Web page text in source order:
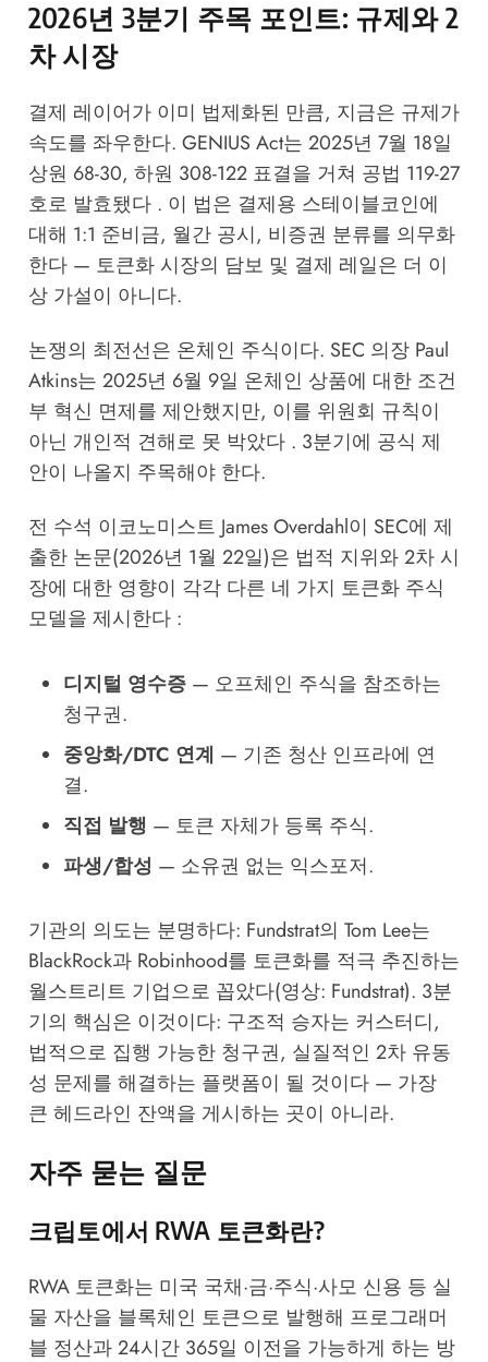
2026년 3분기 주목 포인트: 규제와 2
차 시장
결제 레이어가 이미 법제화된 만큼, 지금은 규제가
속도를 좌우한다. GENIUS Act는 2025년 7월 18일
상원 68-30, 하원 308-122 표결을 거쳐 공법 119-27
호로 발효됐다 . 이 법은 결제용 스테이블코인에
대해 1:1 준비금, 월간 공시, 비증권 분류를 의무화
한다 — 토큰화 시장의 담보 및 결제 레일은 더 이
상 가설이 아니다.
논쟁의 최전선은 온체인 주식이다. SEC 의장 Paul
Atkins는 2025년 6월 9일 온체인 상품에 대한 조건
부 혁신 면제를 제안했지만, 이를 위원회 규칙이
아닌 개인적 견해로 못 박았다 . 3분기에 공식 제
안이 나올지 주목해야 한다.
전 수석 이코노미스트 James Overdahl이 SEC에 제
출한 논문(2026년 1월 22일)은 법적 지위와 2차 시
장에 대한 영향이 각각 다른 네 가지 토큰화 주식
모델을 제시한다 :
디지털 영수증— 오프체인 주식을 참조하는
청구권.
중앙화/DTC 연계 — 기존 청산 인프라에 연
결.
직접 발행 — 토큰 자체가 등록 주식.
파생/합성 — 소유권 없는 익스포저.
기관의 의도는 분명하다: Fundstrat의 Tom Lee는
BlackRock과 Robinhood를 토큰화를 적극 추진하는
월스트리트 기업으로 꼽았다(영상: Fundstrat). 3분
기의 핵심은 이것이다: 구조적 승자는 커스터디,
법적으로 집행 가능한 청구권, 실질적인 2차 유동
성 문제를 해결하는 플랫폼이 될 것이다 — 가장
큰 헤드라인 잔액을 게시하는 곳이 아니라.
자주 묻는 질문
크립토에서 RWA 토큰화란?
RWA 토큰화는 미국 국채·금·주식·사모 신용 등 실
물 자산을 블록체인 토큰으로 발행해 프로그래머
블 정산과 24시간 365일 이전을 가능하게 하는 방